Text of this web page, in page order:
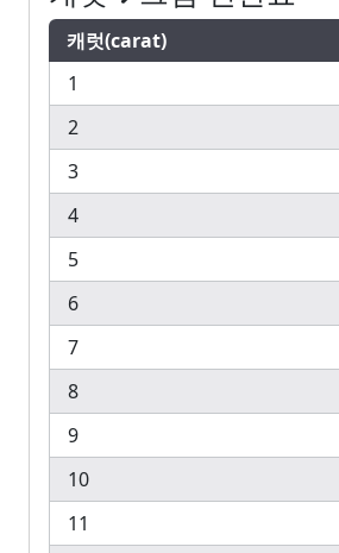
캐럿(carat)
1
2
3
4
5
6
7
8
9
10
11